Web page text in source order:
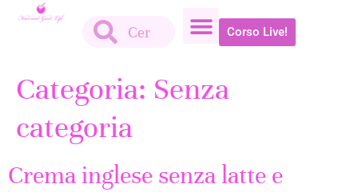
Corso Live!
Categoria: Senza
categoria
Crema inglese senza latte e